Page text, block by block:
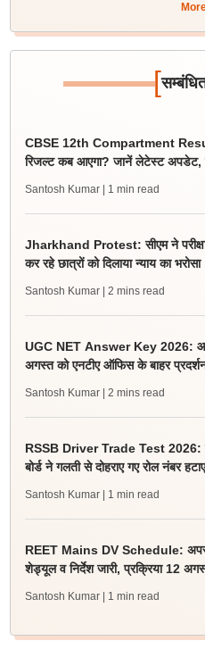
[
CBSE 12th Compartment
रिजल्ट कब आएगा? जानें लेटेस्ट अपडेट,
Santosh Kumar | 1 min read
Jharkhand Protest: सीएम ने
कर रहे छात्रों को दिलाया न्याय का भरोसा
Santosh Kumar | 2 mins read
UGC NET Answer Key 2026:
अगस्त को एनटीए ऑफिस के बाहर
Santosh Kumar | 2 mins read
RSSB Driver Trade Test 2026:
बोर्ड ने गलती से दोहराए गए रोल नंबर हटाए
Santosh Kumar | 1 min read
REET Mains DV Schedule: अपर
शेड्यूल व निर्देश जारी, प्रक्रिया 12
Santosh Kumar | 1 min read